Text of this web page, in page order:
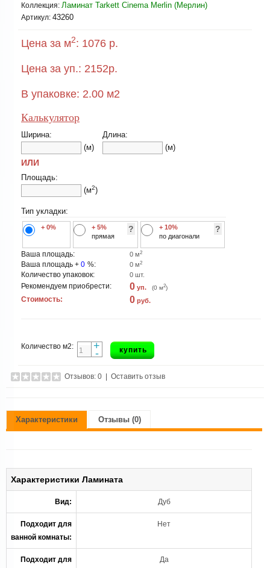
Коллекция: Ламинат Tarkett Cinema Merlin (Mерлин)
Артикул: 43260
Цена за м2: 1076 р.
Цена за уп.: 2152р.
В упаковке: 2.00 м2
Калькулятор
Ширина:
(м)
Длина:
(м)
ИЛИ
Площадь:
(м2)
Тип укладки:
+ 0%
+ 5%
прямая
?
+ 10%
по диагонали
?
Ваша площадь: 0 м2
Ваша площадь + 0 %: 0 м2
Количество упаковок: 0 шт.
Рекомендуем приобрести: 0 уп. (0 м2)
Стоимость: 0 руб.
Количество м2: +
- купить
Отзывов: 0 Оставить отзыв
Характеристики Отзывы (0)
Характеристики Ламината
Вид: Дуб
Подходит для
ванной комнаты:
Нет
Подходит для
Да